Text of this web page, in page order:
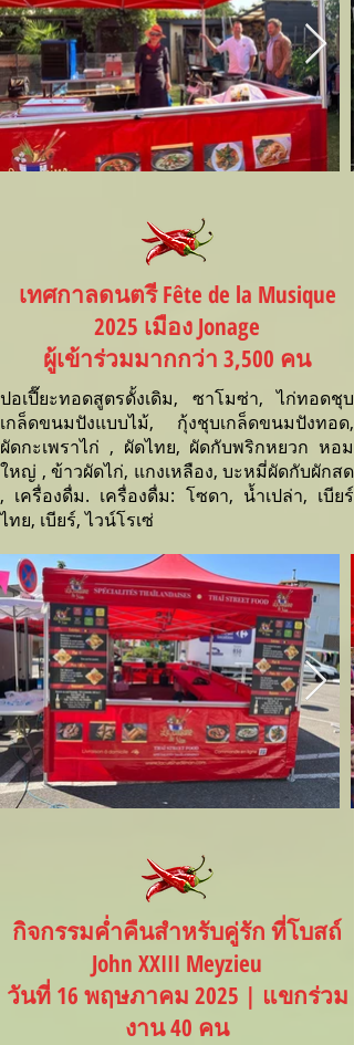
เทศกาลดนตรี Fête de la Musique
2025 เมือง Jonage
ผู้เข้าร่วมมากกว่า 3,500 คน
ปอเปี๊ยะทอดสูตรดั้งเดิม, ซาโมซ่า, ไก่ทอดชุบ
เกล็ดขนมปังแบบไม้, กุ้งชุบเกล็ดขนมปังทอด,
ผัดกะเพราไก่ , ผัดไทย, ผัดกับพริกหยวก หอม
ใหญ่ , ข้าวผัดไก่, แกงเหลือง, บะหมี่ผัดกับผักสด
, เครื่องดื่ม. เครื่องดื่ม: โซดา, น้ำเปล่า, เบียร์
ไทย, เบียร์, ไวน์โรเซ่
กิจกรรมค่ำคืนสำหรับคู่รัก ที่โบสถ์
John XXIII Meyzieu
วันที่ 16 พฤษภาคม 2025 | แขกร่วม
งาน 40 คน